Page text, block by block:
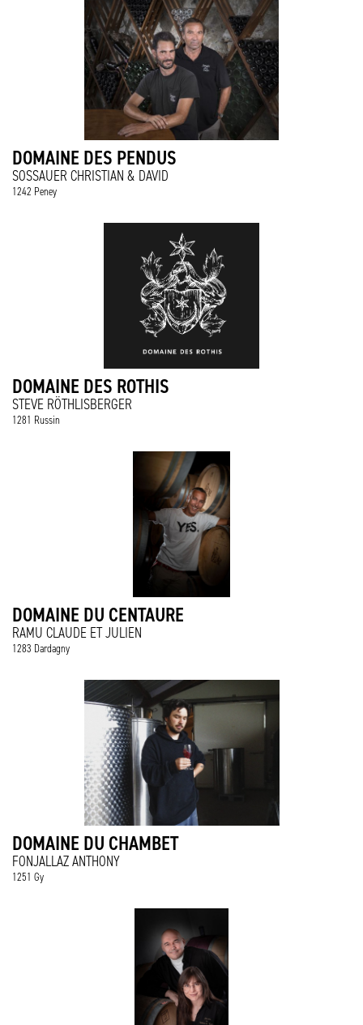
DOMAINE DES PENDUS
SOSSAUER CHRISTIAN & DAVID
1242 Peney
DOMAINE DES ROTHIS
STEVE RÖTHLISBERGER
1281 Russin
DOMAINE DU CENTAURE
RAMU CLAUDE ET JULIEN
1283 Dardagny
DOMAINE DU CHAMBET
FONJALLAZ ANTHONY
1251 Gy